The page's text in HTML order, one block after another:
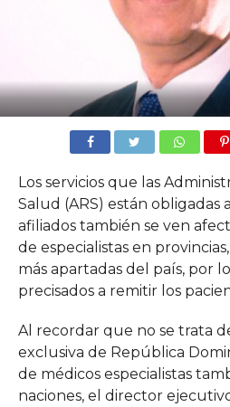
Los servicios que las
Salud (ARS) están obligadas
afiliados también se ven
de especialistas en
más apartadas del país, por
precisados a remitir los
Al recordar que no se trata
exclusiva de República
de médicos especialistas
naciones, el director